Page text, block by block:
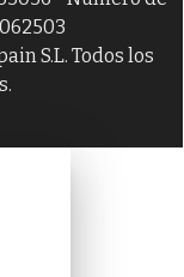
S.L. Todos los